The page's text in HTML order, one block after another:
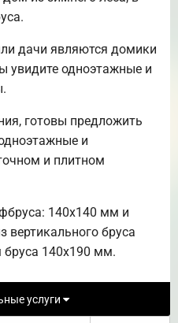
дачи являются домики
увидите одноэтажные и
готовы предложить
и
и плитном
140х140 мм и
вертикального бруса
бруса 140х190 мм.
услуги